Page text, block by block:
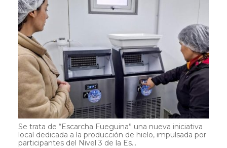
Se trata de “Escarcha Fueguina” una nueva iniciativa
local dedicada a la producción de hielo, impulsada por
participantes del Nivel 3 de la Es...